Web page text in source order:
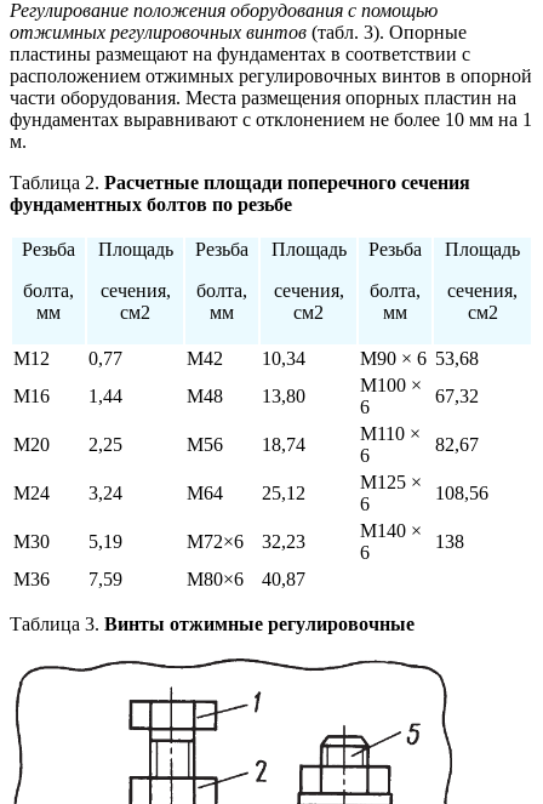
Регулирование положения оборудования с помощью
отжимных регулировочных винтов (табл. 3). Опорные
пластины размещают на фундаментах в соответствии с
расположением отжимных регулировочных винтов в опорной
части оборудования. Места размещения опорных пластин на
фундаментах выравнивают с отклонением не более 10 мм на 1
м.
Таблица 2. Расчетные площади поперечного сечения
фундаментных болтов по резьбе
Резьба
болта,
мм
Площадь
сечения,
см2
Резьба
болта,
мм
Площадь
сечения,
см2
Резьба
болта,
мм
Площадь
сечения,
см2
М12 0,77 М42 10,34 М90 × 6 53,68
М16
1,44 М48 13,80
М100 ×
6
67,32
М20 2,25 М56 18,74
М110 ×
6
82,67
М24 3,24 М64 25,12
М125 ×
6
108,56
М30 5,19 М72×6 32,23
М140 ×
6
138
М36
7,59 М80×6 40,87
Таблица 3. Винты отжимные регулировочные